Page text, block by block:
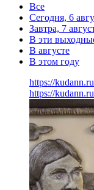
Все
Сегодня, 6
Завтра, 7
В эти
В августе
В этом году
https://
https://